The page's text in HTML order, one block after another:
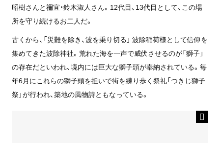
昭樹さんと禰宜・鈴木淑人さん。12代目、13代目として、この場
所を守り続けるお二人だ。
古くから、「災難を除き、波を乗り切る」 波除稲荷様として信仰を
集めてきた波除神社。荒れた海を一声で威伏させるのが「獅子」
の存在だといわれ、境内には巨大な獅子頭が奉納されている。毎
年6月にこれらの獅子頭を担いで街を練り歩く祭礼「つきじ獅子
祭」が行われ、築地の風物詩ともなっている。